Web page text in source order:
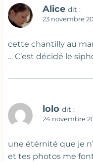
Alice dit :
23 novembre
cette chantilly au
… C’est décidé le
lolo dit :
24 novembre
une étérnité que je
et tes photos me